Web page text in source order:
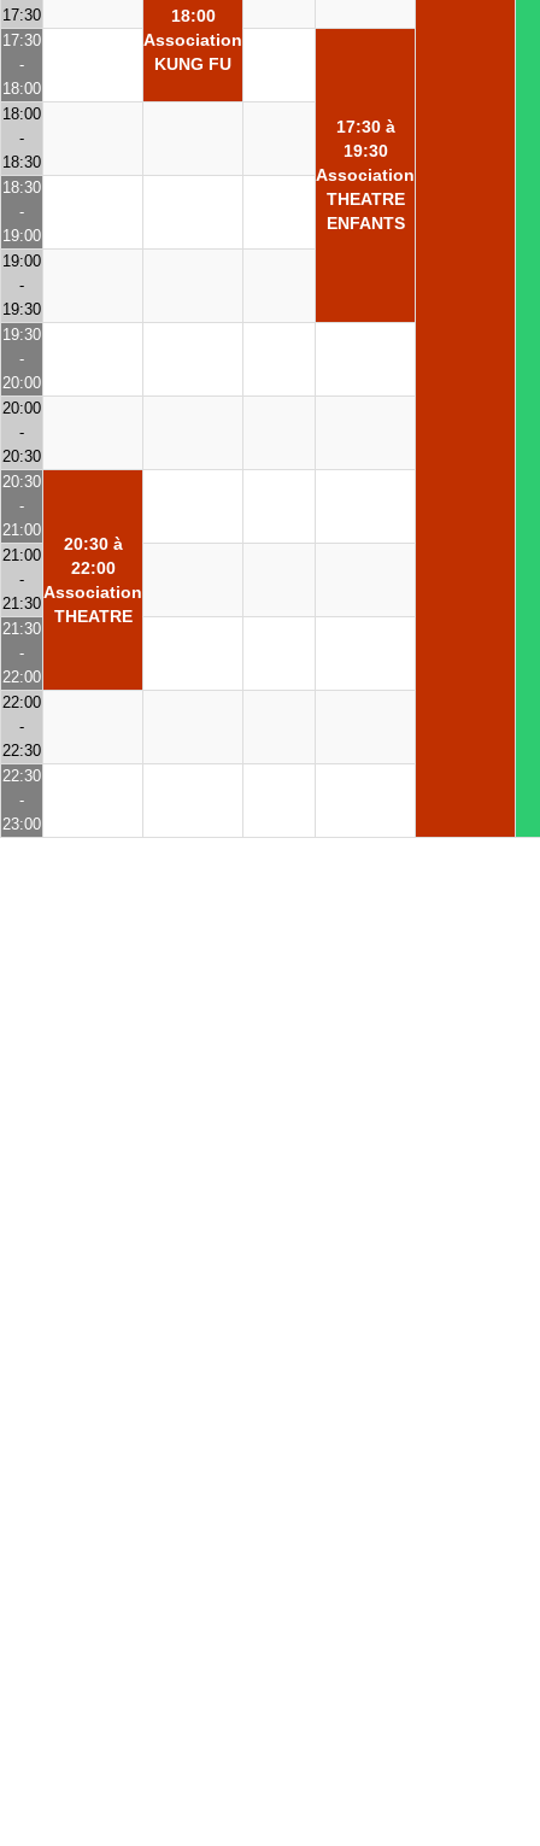
17:30
18:00
Association
KUNG FU
17:30
-
18:00
17:30 à
19:30
Association
THEATRE
ENFANTS
18:00
-
18:30
18:30
-
19:00
19:00
-
19:30
19:30
-
20:00
20:00
-
20:30
20:30
-
21:00
20:30 à
22:00
Association
THEATRE
21:00
-
21:30
21:30
-
22:00
22:00
-
22:30
22:30
-
23:00